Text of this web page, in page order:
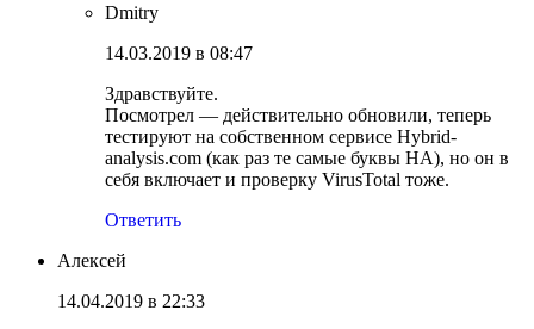
Dmitry
14.03.2019 в 08:47
Здравствуйте.
Посмотрел — действительно обновили, теперь
тестируют на собственном сервисе Hybrid-
analysis.com (как раз те самые буквы HA), но он в
себя включает и проверку VirusTotal тоже.
Ответить
Алексей
14.04.2019 в 22:33